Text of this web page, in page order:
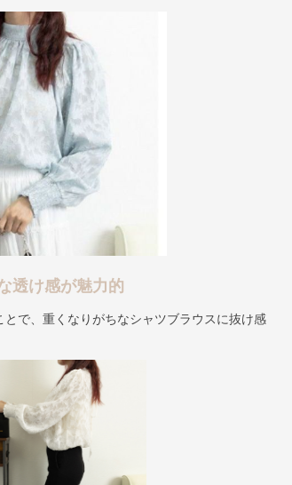
透け感が魅力的
で、重くなりがちなシャツブラウスに抜け感